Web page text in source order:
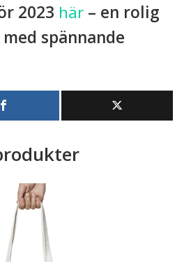
2023 här– en rolig
spännande